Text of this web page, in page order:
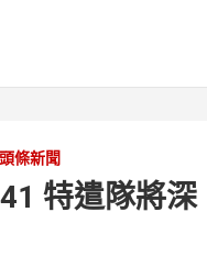
頭條新聞
特遣隊將深